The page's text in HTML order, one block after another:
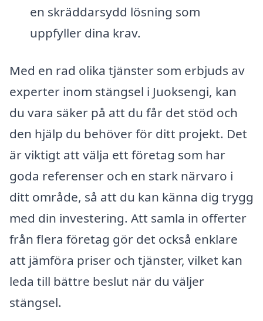
en skräddarsydd lösning som
uppfyller dina krav.
Med en rad olika tjänster som erbjuds av
experter inom stängsel i Juoksengi, kan
du vara säker på att du får det stöd och
den hjälp du behöver för ditt projekt. Det
är viktigt att välja ett företag som har
goda referenser och en stark närvaro i
ditt område, så att du kan känna dig trygg
med din investering. Att samla in offerter
från flera företag gör det också enklare
att jämföra priser och tjänster, vilket kan
leda till bättre beslut när du väljer
stängsel.